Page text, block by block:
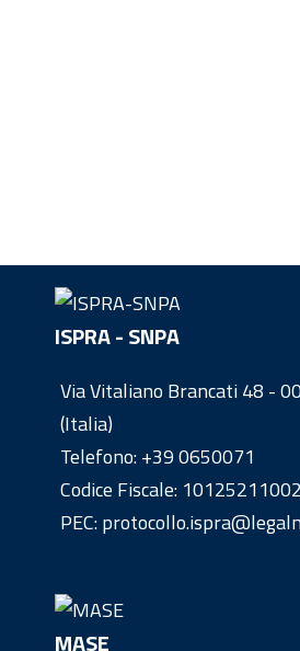
ISPRA - SNPA
Via Vitaliano Brancati 48 -
(Italia)
Telefono:+39 0650071
Codice Fiscale: 10125211002
PEC:
MASE